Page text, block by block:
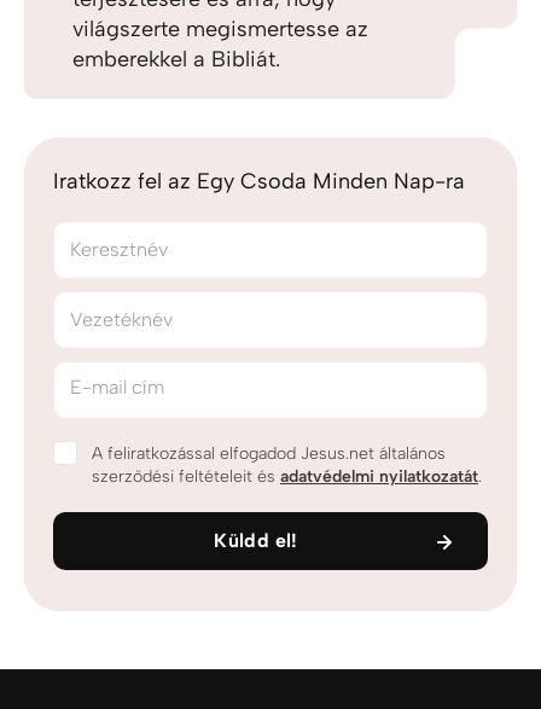
világszerte megismertesse az
emberekkel a Bibliát.
Iratkozz fel az Egy Csoda Minden Nap-ra
Keresztnév
Vezetéknév
E-mail cím
A feliratkozással elfogadod Jesus.net általános
szerződési feltételeit és adatvédelmi nyilatkozatát.
Küldd el!